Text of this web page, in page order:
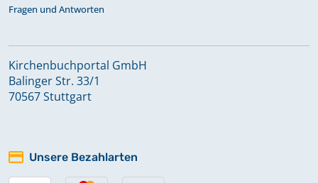
Fragen und Antworten
Kirchenbuchportal GmbH
Balinger Str. 33/1
70567 Stuttgart
Unsere Bezahlarten